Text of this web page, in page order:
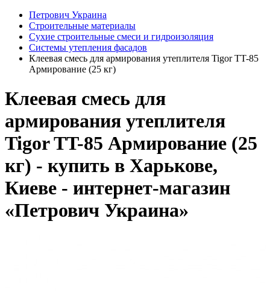
Петрович Украина
Строительные материалы
Сухие строительные смеси и гидроизоляция
Системы утепления фасадов
Клеевая смесь для армирования утеплителя Tigor TT-85
Армирование (25 кг)
Клеевая смесь для
армирования утеплителя
Tigor TT-85 Армирование (25
кг) - купить в Харькове,
Киеве - интернет-магазин
«Петрович Украина»